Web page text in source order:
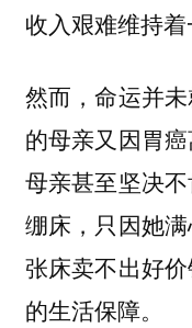
收入艰难维持着
然而，命运并
的母亲又因胃
母亲甚至坚决
绷床，只因她
张床卖不出好
的生活保障。